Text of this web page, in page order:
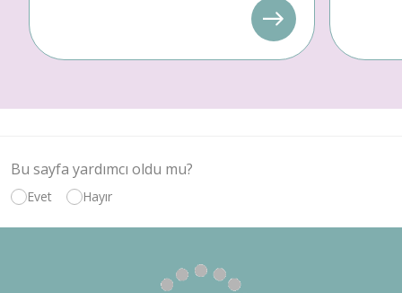
Bu sayfa yardımcı oldu mu?
Evet Hayır